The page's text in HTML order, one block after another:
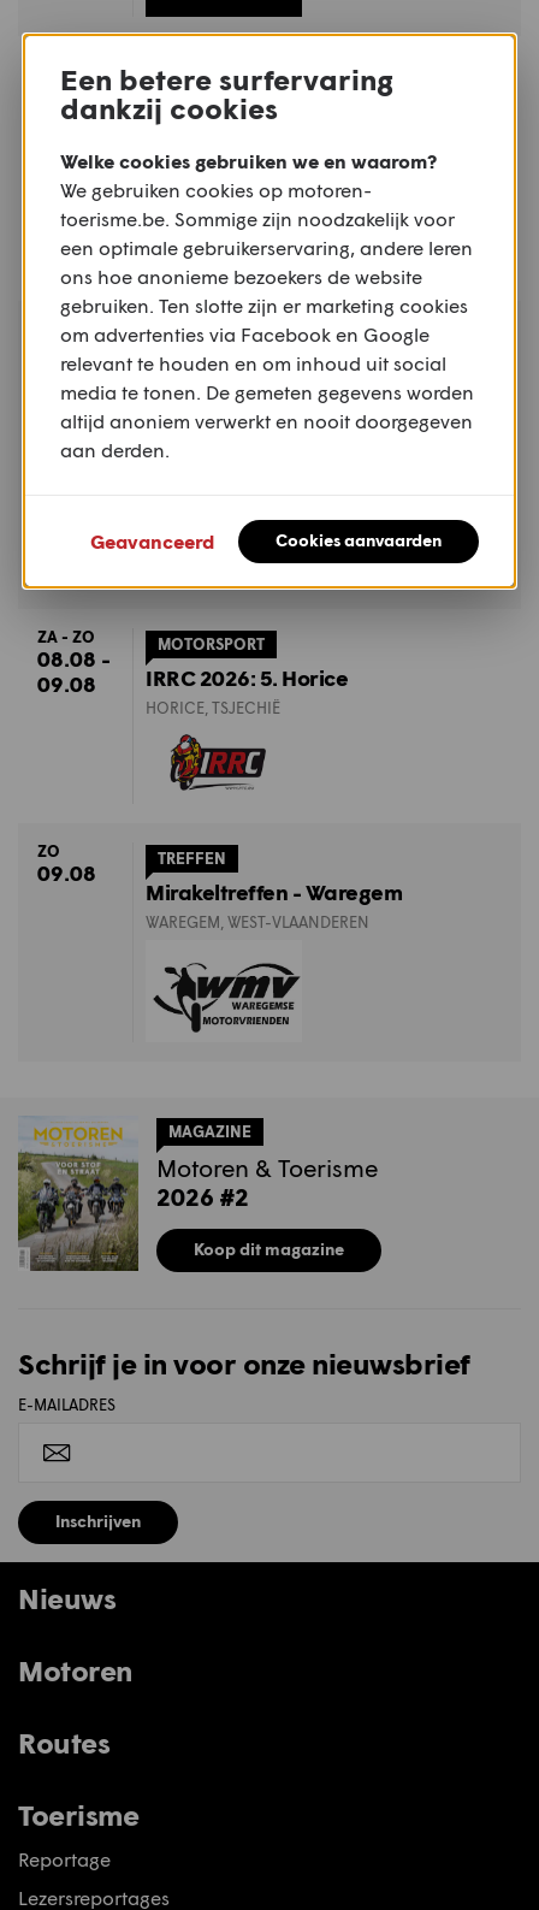
08.08 -
09.08
MOTORSPORT
Internationale Motorcross van de
Keiheuvel - Balen
KEIHEUVEL, BALEN, ANTWERPEN
ZA - ZO
08.08 -
09.08
TOERRIT
Graafschapsrit - Erpe-Mere
ERPE-MERE, OOST-VLAANDEREN
ZA - ZO
08.08 -
09.08
MOTORSPORT
IRRC 2026: 5. Horice
HORICE, TSJECHIË
ZO
09.08
TREFFEN
Mirakeltreffen - Waregem
WAREGEM, WEST-VLAANDEREN
MAGAZINE
Motoren & Toerisme
2026 #2
Koop dit magazine
Schrijf je in voor onze nieuwsbrief
E-MAILADRES
Inschrijven
Nieuws
Motoren
Routes
Toerisme
Reportage
Lezersreportages
Een betere surfervaring
dankzij cookies
Welke cookies gebruiken we en waarom?
We gebruiken cookies op motoren-
toerisme.be. Sommige zijn noodzakelijk voor
een optimale gebruikerservaring, andere leren
ons hoe anonieme bezoekers de website
gebruiken. Ten slotte zijn er marketing cookies
om advertenties via Facebook en Google
relevant te houden en om inhoud uit social
media te tonen. De gemeten gegevens worden
altijd anoniem verwerkt en nooit doorgegeven
aan derden.
Geavanceerd Cookies aanvaarden